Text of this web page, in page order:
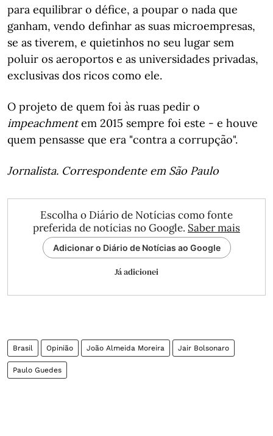
para equilibrar o défice, a poupar o nada que
ganham, vendo definhar as suas microempresas,
se as tiverem, e quietinhos no seu lugar sem
poluir os aeroportos e as universidades privadas,
exclusivas dos ricos como ele.
O projeto de quem foi às ruas pedir o
impeachment em 2015 sempre foi este - e houve
quem pensasse que era "contra a corrupção".
Jornalista. Correspondente em São Paulo
Escolha o Diário de Notícias como fonte
preferida de notícias no Google. Saber mais
Adicionar o Diário de Notícias ao Google
Já adicionei
Brasil Opinião João Almeida Moreira Jair Bolsonaro
Paulo Guedes